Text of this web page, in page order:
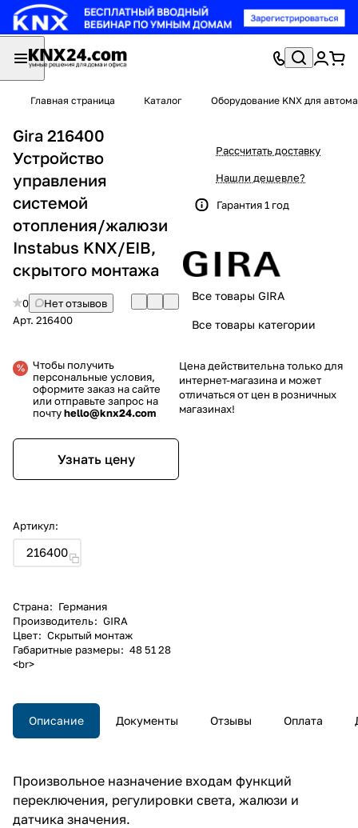
Главная страница Каталог Оборудование KNX для
Gira 216400
Устройство
управления
системой
отопления/жалюзи
Instabus KNX/EIB,
скрытого монтажа
0
Нет отзывов
Арт. 216400
Чтобы получить
персональные условия,
оформите заказ на сайте
или отправьте запрос на
почтуhello@knx24.com
Узнать цену
Артикул:
216400
Страна: Германия
Производитель: GIRA
Цвет: Скрытый монтаж
Габаритные размеры: 48 51 28
<br>
Рассчитать доставку
Нашли дешевле?
Гарантия 1 год
Все товары GIRA
Все товары категории
Цена действительна только для
интернет-магазина и может
отличаться от цен в розничных
магазинах!
Описание Документы Отзывы Оплата
Произвольное назначение входам функций
переключения, регулировки света, жалюзи и
датчика значения.